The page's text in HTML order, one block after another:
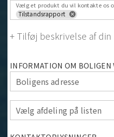
Tilstandsrapport cancel
Vælg et produkt du vil kontakte os
+ Tilføj beskrivelse af
INFORMATION OM BOLIGEN
Boligens adresse
Vælg afdeling på listen